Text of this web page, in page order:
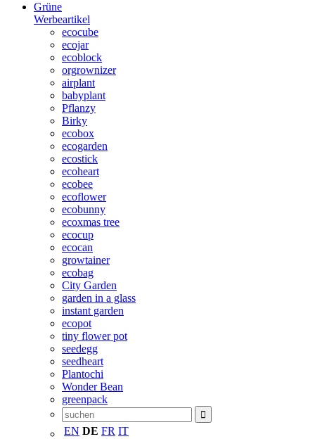
Grüne
Werbeartikel
ecocube
ecojar
ecoblock
orgrownizer
airplant
babyplant
Pflanzy
Birky
ecobox
ecogarden
ecostick
ecoheart
ecobee
ecoflower
ecobunny
ecoxmas tree
ecocup
ecocan
growtainer
ecobag
City Garden
garden in a glass
instant garden
ecopot
tiny flower pot
seedegg
seedheart
Plantochi
Wonder Bean
greenpack
EN DE FR IT